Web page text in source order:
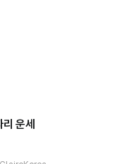
운세